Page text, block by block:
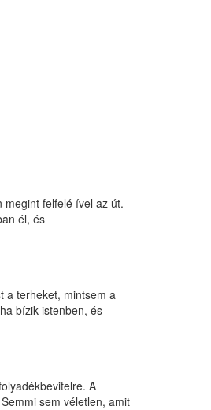
megint felfelé ível az út.
él, és
a terheket, mintsem a
bízik istenben, és
A
sem véletlen, amit